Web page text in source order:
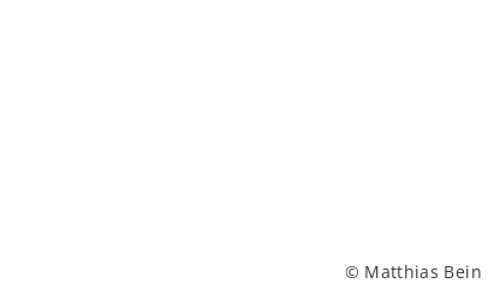
© Matthias Bein